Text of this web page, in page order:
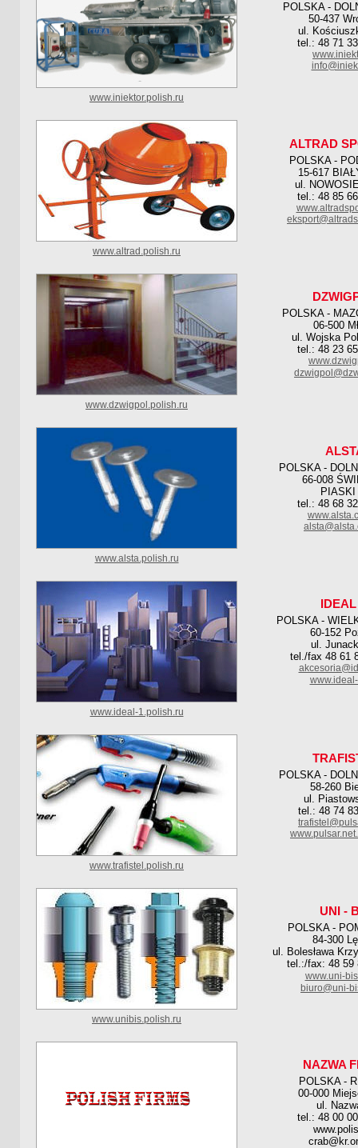
POLSKA -
50-437
ul.
tel.: 48 71
www.iniektor.polish.ru
ALTRAD
POLSKA -
15-617
ul.
tel.: 48 85
www.altrad.polish.ru
POLSKA -
06-500
ul. Wojska
tel.: 48 23
www.dzwigpol.polish.ru
POLSKA -
66-008
PIASKI
tel.: 48 68
www.alsta.polish.ru
IDEAL
POLSKA -
60-152
ul.
tel./fax 48 61
www.ideal-1.polish.ru
POLSKA -
58-260
ul.
tel.: 48 74
www.trafistel.polish.ru
UNI -
POLSKA -
84-300
ul. Bolesława
tel.:/fax: 48 59
www.uni-
biuro@uni-
www.unibis.polish.ru
NAZWA
POLSKA -
00-000
ul.
tel.: 48 00